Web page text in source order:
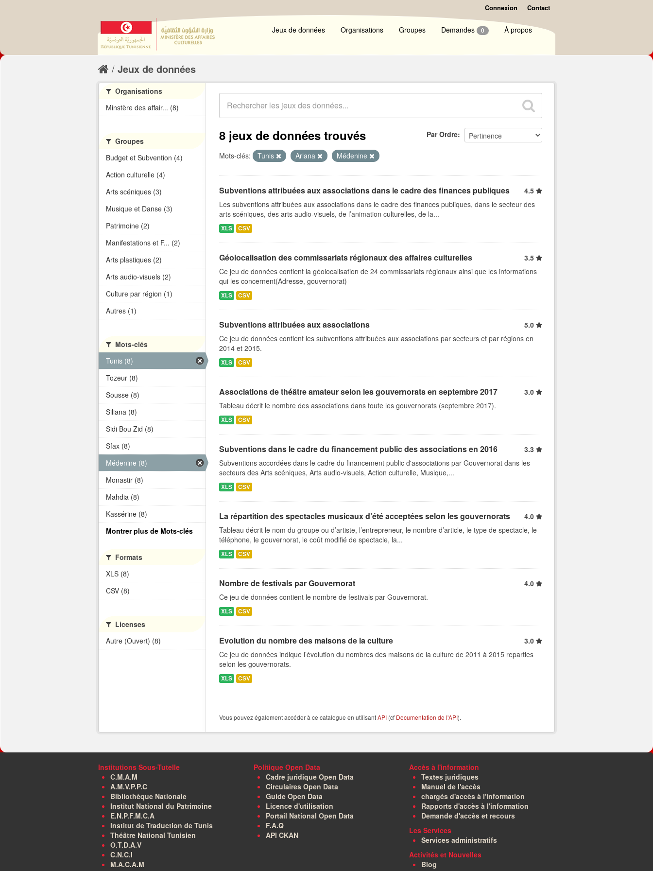
Connexion Contact
Jeux de données Organisations Groupes Demandes 0 À propos
Jeux de données
Par Ordre
8 jeux de données trouvés
Mots-clés: Tunis Ariana Médenine
Subventions attribuées aux associations dans le cadre des finances publiques
4.5
Les subventions attribuées aux associations dans le cadre des finances publiques, dans le secteur des
arts scéniques, des arts audio-visuels, de l’animation culturelles, de la...
XLS CSV
Géolocalisation des commissariats régionaux des affaires culturelles
3.5
Ce jeu de données contient la géolocalisation de 24 commissariats régionaux ainsi que les informations
qui les concernent(Adresse, gouvernorat)
XLS CSV
Subventions attribuées aux associations
5.0
Ce jeu de données contient les subventions attribuées aux associations par secteurs et par régions en
2014 et 2015.
XLS CSV
Associations de théâtre amateur selon les gouvernorats en septembre 2017
3.0
Tableau décrit le nombre des associations dans toute les gouvernorats (septembre 2017).
XLS CSV
Subventions dans le cadre du financement public des associations en 2016
3.3
Subventions accordées dans le cadre du financement public d'associations par Gouvernorat dans les
secteurs des Arts scéniques, Arts audio-visuels, Action culturelle, Musique,...
XLS CSV
La répartition des spectacles musicaux d’été acceptées selon les gouvernorats
4.0
Tableau décrit le nom du groupe ou d’artiste, l’entrepreneur, le nombre d’article, le type de spectacle, le
téléphone, le gouvernorat, le coût modifié de spectacle, la...
XLS CSV
Nombre de festivals par Gouvernorat
4.0
Ce jeu de données contient le nombre de festivals par Gouvernorat.
XLS CSV
Evolution du nombre des maisons de la culture
3.0
Ce jeu de données indique l’évolution du nombres des maisons de la culture de 2011 à 2015 reparties
selon les gouvernorats.
XLS CSV
Vous pouvez également accéder à ce catalogue en utilisantAPI (cf Documentation de l'API).
Organisations
Minstère des affair... (8)
Groupes
Budget et Subvention (4)
Action culturelle (4)
Arts scéniques (3)
Musique et Danse (3)
Patrimoine (2)
Manifestations et F... (2)
Arts plastiques (2)
Arts audio-visuels (2)
Culture par région (1)
Autres (1)
Mots-clés
Tunis (8)
Tozeur (8)
Sousse (8)
Siliana (8)
Sidi Bou Zid (8)
Sfax (8)
Médenine (8)
Monastir (8)
Mahdia (8)
Kassérine (8)
Montrer plus de Mots-clés
Formats
XLS (8)
CSV (8)
Licenses
Autre (Ouvert) (8)
Institutions Sous-Tutelle
C.M.A.M
A.M.V.P.P.C
Bibliothèque Nationale
Institut National du Patrimoine
E.N.P.F.M.C.A
Institut de Traduction de Tunis
Théâtre National Tunisien
O.T.D.A.V
C.N.C.I
M.A.C.A.M
Politique Open Data
Cadre juridique Open Data
Circulaires Open Data
Guide Open Data
Licence d'utilisation
Portail National Open Data
F.A.Q
API CKAN
Accès à l'information
Textes juridiques
Manuel de l'accès
chargés d'accès à l'information
Rapports d'accès à l'information
Demande d'accès et recours
Les Services
Services administratifs
Activités et Nouvelles
Blog